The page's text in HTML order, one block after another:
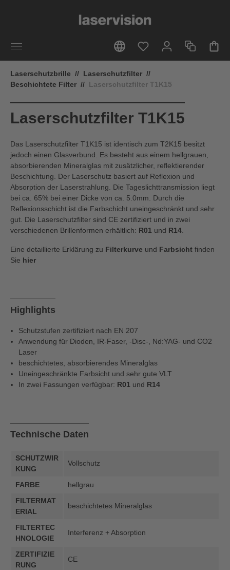
Laserschutzbrille // Laserschutzfilter //
Beschichtete Filter // Laserschutzfilter T1K15
Laserschutzfilter T1K15
Das Laserschutzfilter T1K15 ist identisch zum T2K15 besitzt
jedoch einen Glasverbund. Es besteht aus einem hellgrauen,
absorbierenden Mineralglas mit zusätzlicher, reflektierender
Beschichtung. Der Laserschutz basiert auf Reflexion und
Absorption der Laserstrahlung. Die Tageslichttransmission liegt
bei ca. 65% bei einer Dicke von ca. 5.0mm. Durch die
Reflexionsschicht ist die Farbschicht uneingeschränkt und sehr
gut. Die Laserschutzfilter sind CE zertifiziert und in zwei
verschiedenen Brillenformen erhältlich: R01 und R14
Eine detaillierte Erklärung zu Filterkurve und Farbsicht finden
Sie hier
Highlights
Schutzstufen zertifiziert nach EN 207
Anwendung für Dioden, IR-Faser, -Disc-, Nd:YAG- und CO2
Laser
beschichtetes, absorbierendes Mineralglas
Uneingeschränkte Farbsicht und sehr gute VLT
In zwei Fassungen verfügbar: R01 und R14
Technische Daten
SCHUTZWIR
KUNG
Vollschutz
FARBE
hellgrau
FILTERMAT
ERIAL
beschichtetes Mineralglas
FILTERTEC
HNOLOGIE
Interferenz + Absorption
ZERTIFIZIE
RUNG
CE